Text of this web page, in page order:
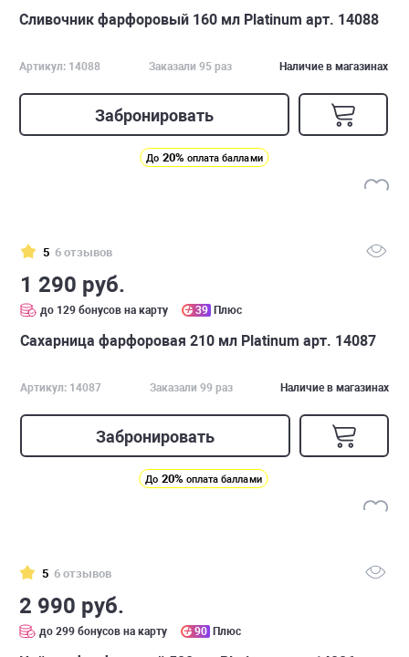
Сливочник фарфоровый 160 мл Platinum арт. 14088
Артикул: 14088 Заказали 95 раз Наличие в магазинах
Забронировать
До 20% оплата баллами
5 6 отзывов
1 290 руб.
до 129 бонусов на карту 39 Плюс
Сахарница фарфоровая 210 мл Platinum арт. 14087
Артикул: 14087 Заказали 99 раз Наличие в магазинах
Забронировать
До 20% оплата баллами
5 6 отзывов
2 990 руб.
до 299 бонусов на карту 90 Плюс